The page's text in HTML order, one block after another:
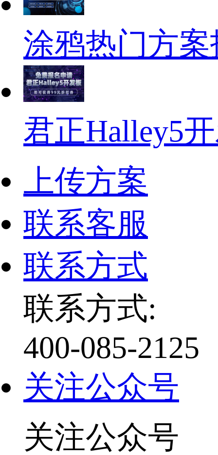
涂鸦热门方
君正Halley5
上传方案
联系客服
联系方式
联系方式:
400-085-2125
关注公众号
关注公众号